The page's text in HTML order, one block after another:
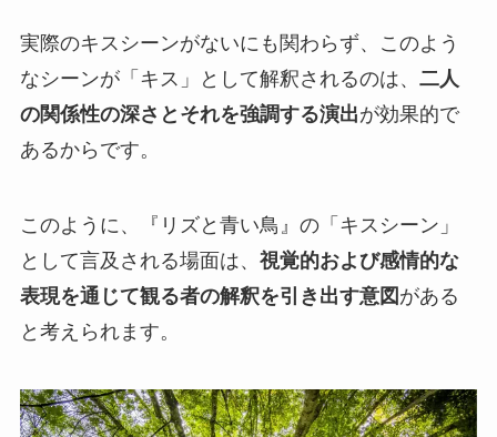
実際のキスシーンがないにも関わらず、このよう
なシーンが「キス」として解釈されるのは、 二人
の関係性の深さとそれを強調する演出が効果的で
あるからです。
このように、『リズと青い鳥』の「キスシーン」
として言及される場面は、 視覚的および感情的な
表現を通じて観る者の解釈を引き出す意図 がある
と考えられます。